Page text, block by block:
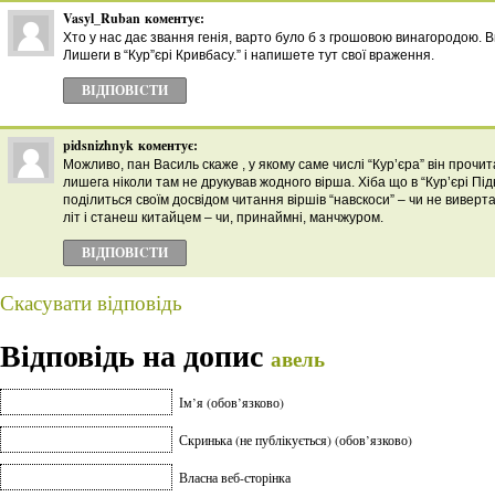
Vasyl_Ruban коментує:
Хто у нас дає звання генія, варто було б з грошовою винагородою.
Лишеги в “Кур”єрі Кривбасу.” і напишете тут свої враження.
ВІДПОВІCТИ
pidsnizhnyk коментує:
Можливо, пан Василь скаже , у якому саме числі “Кур’єра” він
лишега ніколи там не друкував жодного вірша. Хіба що в “Кур’єрі
поділиться своїм досвідом читання віршів “навскоси” – чи не
літ і станеш китайцем – чи, принаймні, манчжуром.
ВІДПОВІCТИ
Скасувати відповідь
Відповідь на допис авель
Ім’я (обов’язково)
Скринька (не публікується) (обов’язково)
Власна веб-сторінка